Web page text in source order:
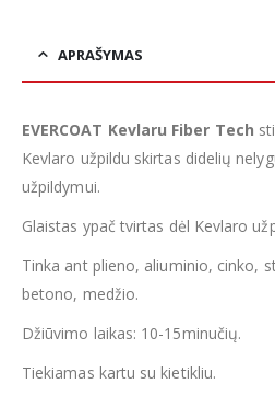
APRAŠYMAS
EVERCOAT Kevlaru Fiber Tech
Kevlaro užpildu skirtas didelių
užpildymui.
Glaistas ypač tvirtas dėl Kevlaro
Tinka ant plieno, aliuminio, cinko,
betono, medžio.
Džiūvimo laikas: 10-15minučių.
Tiekiamas kartu su kietikliu.